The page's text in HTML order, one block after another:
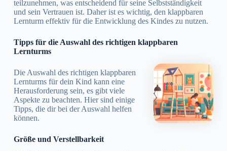
teilzunehmen, was entscheidend für seine Selbstständigkeit
und sein Vertrauen ist. Daher ist es wichtig, den klappbaren
Lernturm effektiv für die Entwicklung des Kindes zu nutzen.
Tipps für die Auswahl des richtigen klappbaren
Lernturms
Die Auswahl des richtigen klappbaren
Lernturms für dein Kind kann eine
Herausforderung sein, es gibt viele
Aspekte zu beachten. Hier sind einige
Tipps, die dir bei der Auswahl helfen
können.
Größe und Verstellbarkeit